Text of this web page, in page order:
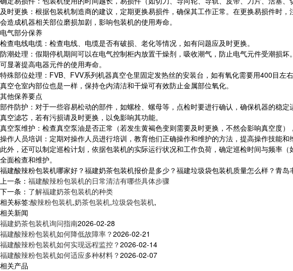
及时更换：根据包装机制造商的建议，定期更换易损件，确保其工作正常。在更换易损件时
会造成机器相关部位磨损加剧，影响包装机的使用寿命。
电气部分保养
检查电线电缆：检查电线、电缆是否有破损、老化等情况，如有问题应及时更换。
防潮处理：假期停机期间可以在电气控制柜内放置干燥剂，吸收潮气，防止电气元件受潮损
可显著提高电器元件的使用寿命。
特殊部位处理：FVB、FVV系列机器真空仓里固定发热丝的安装台，如有氧化需要用400目
真空仓室内部位也是一样，保持仓内清洁和干燥可有效防止金属部位氧化。
其他保养要点
部件防护：对于一些容易松动的部件，如螺栓、螺母等，点检时要进行确认，确保机器的稳
真空滤芯，若有污损请及时更换，以免影响其功能。
真空泵维护：检查真空泵油是否正常（若发生黄褐色变则需要及时更换，不然会影响真空度
操作人员培训：定期对操作人员进行培训，教育他们正确操作和维护的方法，提高操作技能和
此外，还可以制定巡检计划，依据包装机的实际运行状况和工作负荷，确定巡检时间与频率
全面检查和维护。
福建酸辣粉包装机哪家好？福建奶茶包装机报价是多少？福建垃圾袋包装机质量怎么样？青
上一条： 福建酸辣粉包装机的日常清洁有哪些具体步骤
下一条： 了解福建奶茶包装机的种类
相关标签:酸辣粉包装机,奶茶包装机,垃圾袋包装机,
相关新闻
福建奶茶包装机询问指南2026-02-28
福建酸辣粉包装机如何降低故障率？2026-02-21
福建酸辣粉包装机如何实现远程监控？2026-02-14
福建酸辣粉包装机如何适应多种材料？2026-02-07
相关产品